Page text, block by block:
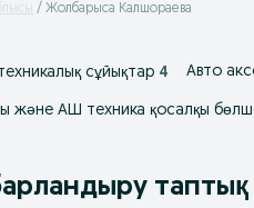
Жолбарыса Калшораева
сұйықтар 4 Авто
және АШ техника қосалқы
таптық